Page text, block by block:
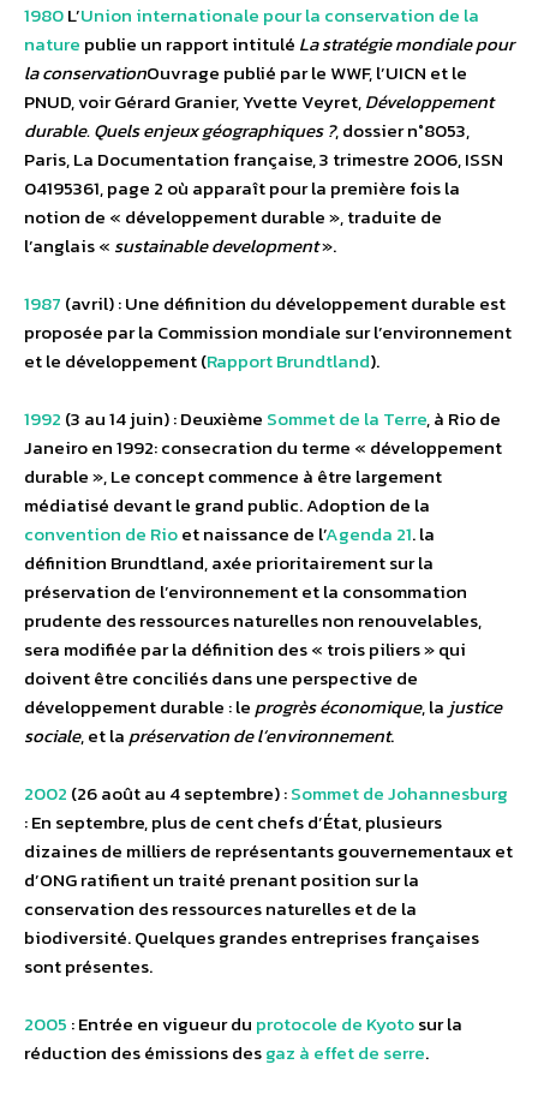
1980L’Union internationale pour la conservation de la
nature publie un rapport intitulé La stratégie mondiale pour
la conservationOuvrage publié par le WWF, l’UICN et le
PNUD, voir Gérard Granier, Yvette Veyret,Développement
durable. Quels enjeux géographiques ?, dossier n°8053,
Paris, La Documentation française, 3 trimestre 2006, ISSN
04195361, page 2 où apparaît pour la première fois la
notion de « développement durable », traduite de
l’anglais « sustainable development».
1987 (avril) : Une définition du développement durable est
proposée par la Commission mondiale sur l’environnement
et le développement (Rapport Brundtland).
1992 (3 au 14 juin) : Deuxième Sommet de la Terre, à Rio de
Janeiro en 1992: consecration du terme « développement
durable », Le concept commence à être largement
médiatisé devant le grand public. Adoption de la
convention de Rioet naissance de l’Agenda 21. la
définition Brundtland, axée prioritairement sur la
préservation de l’environnement et la consommation
prudente des ressources naturelles non renouvelables,
sera modifiée par la définition des « trois piliers » qui
doivent être conciliés dans une perspective de
développement durable : leprogrès économique, la justice
sociale, et lapréservation de l’environnement.
2002 (26 août au 4 septembre) :Sommet de Johannesburg
: En septembre, plus de cent chefs d’État, plusieurs
dizaines de milliers de représentants gouvernementaux et
d’ONG ratifient un traité prenant position sur la
conservation des ressources naturelles et de la
biodiversité. Quelques grandes entreprises françaises
sont présentes.
2005 : Entrée en vigueur du protocole de Kyotosur la
réduction des émissions desgaz à effet de serre.